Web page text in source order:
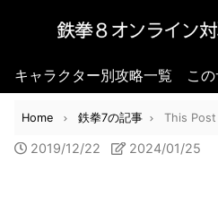
キャラクター別攻略一覧 こ
Home 鉄拳7の記事 This Post
2019/12/22 2024/01/25